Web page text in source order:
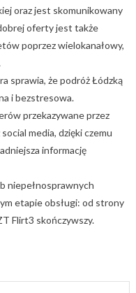
oraz jest skomunikowany
oferty jest także
poprzez wielokanałowy,
sprawia, że podróż Łódzką
i bezstresowa.
przekazywane przez
media, dzięki czemu
informację
niepełnosprawnych
etapie obsługi: od strony
Flirt3 skończywszy.